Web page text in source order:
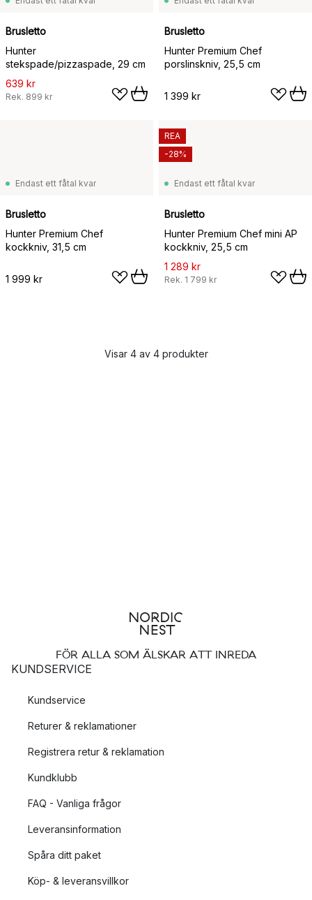
Brusletto
Hunter
stekspade/pizzaspade, 29 cm
639 kr
Rek. 899 kr
Brusletto
Hunter Premium Chef
porslinskniv, 25,5 cm
1 399 kr
Endast ett fåtal kvar
Brusletto
Hunter Premium Chef
kockkniv, 31,5 cm
1 999 kr
Endast ett fåtal kvar
Brusletto
Hunter Premium Chef mini AP
kockkniv, 25,5 cm
1 289 kr
Rek. 1 799 kr
REA
-28%
Visar 4 av 4 produkter
FÖR ALLA SOM ÄLSKAR ATT INREDA
KUNDSERVICE
Kundservice
Returer & reklamationer
Registrera retur & reklamation
Kundklubb
FAQ - Vanliga frågor
Leveransinformation
Spåra ditt paket
Köp- & leveransvillkor